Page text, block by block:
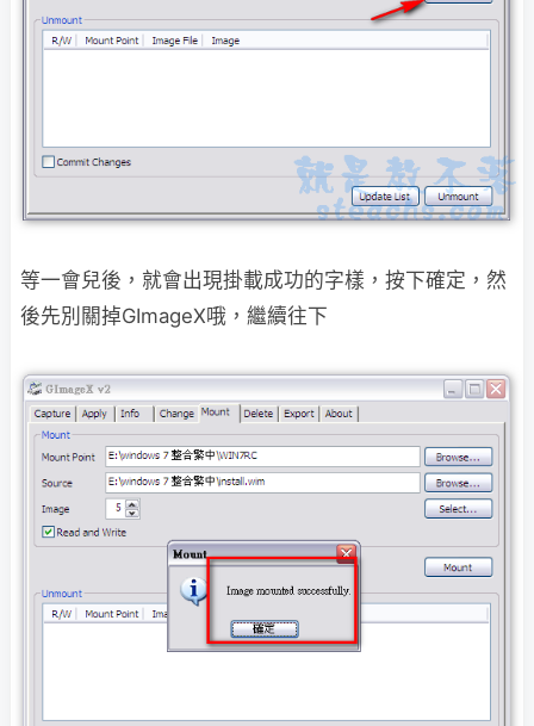
等一會兒後，就會出現掛載成功的字樣，按下確定，然
後先別關掉GImageX哦， 繼續往下